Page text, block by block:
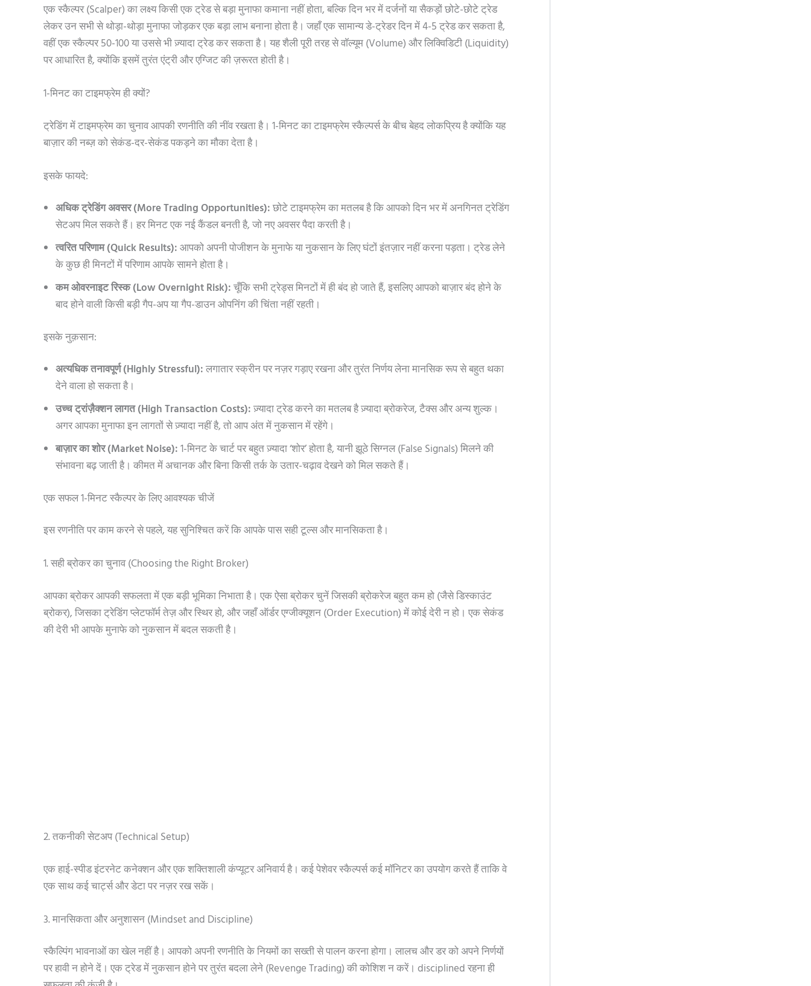
एक स्कैल्पर (Scalper) का लक्ष्य किसी एक ट्रेड से बड़ा मुनाफा कमाना नहीं होता, बल्कि दिन भर में दर्जनों या सैकड़ों छोटे-छोटे ट्रेड
लेकर उन सभी से थोड़ा-थोड़ा मुनाफा जोड़कर एक बड़ा लाभ बनाना होता है। जहाँ एक सामान्य डे-ट्रेडर दिन में 4-5 ट्रेड कर सकता है,
वहीं एक स्कैल्पर 50-100 या उससे भी ज़्यादा ट्रेड कर सकता है। यह शैली पूरी तरह से वॉल्यूम (Volume) और लिक्विडिटी (Liquidity)
पर आधारित है, क्योंकि इसमें तुरंत एंट्री और एग्जिट की ज़रूरत होती है।
1-मिनट का टाइमफ्रेम ही क्यों?
ट्रेडिंग में टाइमफ्रेम का चुनाव आपकी रणनीति की नींव रखता है। 1-मिनट का टाइमफ्रेम स्कैल्पर्स के बीच बेहद लोकप्रिय है क्योंकि यह
बाज़ार की नब्ज़ को सेकंड-दर-सेकंड पकड़ने का मौका देता है।
इसके फायदे:
अधिक ट्रेडिंग अवसर (More Trading Opportunities):छोटे टाइमफ्रेम का मतलब है कि आपको दिन भर में अनगिनत ट्रेडिंग
सेटअप मिल सकते हैं। हर मिनट एक नई कैंडल बनती है, जो नए अवसर पैदा करती है।
त्वरित परिणाम (Quick Results):आपको अपनी पोजीशन के मुनाफे या नुकसान के लिए घंटों इंतज़ार नहीं करना पड़ता। ट्रेड लेने
के कुछ ही मिनटों में परिणाम आपके सामने होता है।
कम ओवरनाइट रिस्क (Low Overnight Risk):चूँकि सभी ट्रेड्स मिनटों में ही बंद हो जाते हैं, इसलिए आपको बाज़ार बंद होने के
बाद होने वाली किसी बड़ी गैप-अप या गैप-डाउन ओपनिंग की चिंता नहीं रहती।
इसके नुक़सान:
अत्यधिक तनावपूर्ण (Highly Stressful):लगातार स्क्रीन पर नज़र गड़ाए रखना और तुरंत निर्णय लेना मानसिक रूप से बहुत थका
देने वाला हो सकता है।
उच्च ट्रांज़ैक्शन लागत (High Transaction Costs):ज़्यादा ट्रेड करने का मतलब है ज़्यादा ब्रोकरेज, टैक्स और अन्य शुल्क।
अगर आपका मुनाफा इन लागतों से ज़्यादा नहीं है, तो आप अंत में नुकसान में रहेंगे।
बाज़ार का शोर (Market Noise):1-मिनट के चार्ट पर बहुत ज़्यादा ‘शोर’ होता है, यानी झूठे सिग्नल (False Signals) मिलने की
संभावना बढ़ जाती है। कीमत में अचानक और बिना किसी तर्क के उतार-चढ़ाव देखने को मिल सकते हैं।
एक सफल 1-मिनट स्कैल्पर के लिए आवश्यक चीजें
इस रणनीति पर काम करने से पहले, यह सुनिश्चित करें कि आपके पास सही टूल्स और मानसिकता है।
1. सही ब्रोकर का चुनाव (Choosing the Right Broker)
आपका ब्रोकर आपकी सफलता में एक बड़ी भूमिका निभाता है। एक ऐसा ब्रोकर चुनें जिसकी ब्रोकरेज बहुत कम हो (जैसे डिस्काउंट
ब्रोकर), जिसका ट्रेडिंग प्लेटफॉर्म तेज़ और स्थिर हो, और जहाँ ऑर्डर एग्जीक्यूशन (Order Execution) में कोई देरी न हो। एक सेकंड
की देरी भी आपके मुनाफे को नुकसान में बदल सकती है।
2. तकनीकी सेटअप (Technical Setup)
एक हाई-स्पीड इंटरनेट कनेक्शन और एक शक्तिशाली कंप्यूटर अनिवार्य है। कई पेशेवर स्कैल्पर्स कई मॉनिटर का उपयोग करते हैं ताकि वे
एक साथ कई चार्ट्स और डेटा पर नज़र रख सकें।
3. मानसिकता और अनुशासन (Mindset and Discipline)
स्कैल्पिंग भावनाओं का खेल नहीं है। आपको अपनी रणनीति के नियमों का सख्ती से पालन करना होगा। लालच और डर को अपने निर्णयों
पर हावी न होने दें। एक ट्रेड में नुकसान होने पर तुरंत बदला लेने (Revenge Trading) की कोशिश न करें। disciplined रहना ही